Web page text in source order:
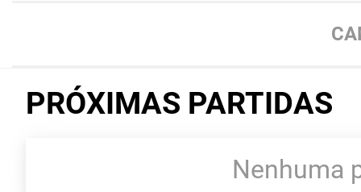
PRÓXIMAS PARTIDAS
Nenhuma